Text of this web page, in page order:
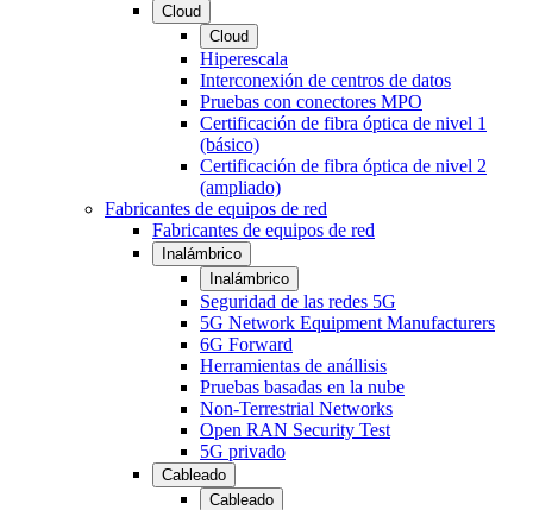
Cloud
Cloud
Hiperescala
Interconexión de centros de datos
Pruebas con conectores MPO
Certificación de fibra óptica de nivel 1
(básico)
Certificación de fibra óptica de nivel 2
(ampliado)
Fabricantes de equipos de red
Fabricantes de equipos de red
Inalámbrico
Inalámbrico
Seguridad de las redes 5G
5G Network Equipment Manufacturers
6G Forward
Herramientas de anállisis
Pruebas basadas en la nube
Non-Terrestrial Networks
Open RAN Security Test
5G privado
Cableado
Cableado